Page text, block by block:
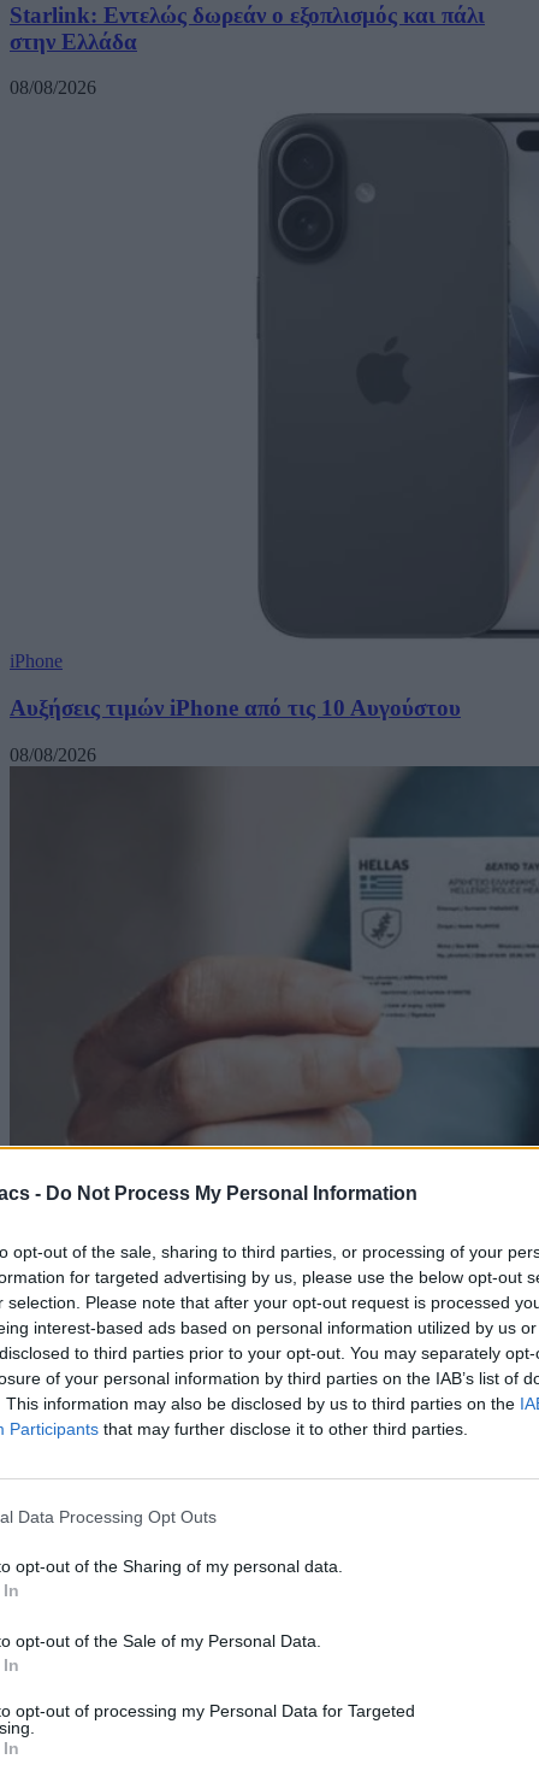
- Do Not Process My Personal Information
opt-out of the sale, sharing to third parties, or processing of your
for targeted advertising by us, please use the below opt-out
selection. Please note that after your opt-out request is processed
interest-based ads based on personal information utilized by us
to third parties prior to your opt-out. You may separately
of your personal information by third parties on the IAB’s list of
This information may also be disclosed by us to third parties on the
Participants that may further disclose it to other third parties.
Data Processing Opt Outs
opt-out of the Sharing of my personal data.
opt-out of the Sale of my Personal Data.
opt-out of processing my Personal Data for Targeted
Starlink: Εντελώς δωρεάν ο εξοπλισμός και πάλι
στην Ελλάδα
08/08/2026
iPhone
Αυξήσεις τιμών iPhone από τις 10 Αυγούστου
08/08/2026
Technology
Χρειάζεσαι ψηφιακό αντίγραφο pdf της ταυτότητας
σου